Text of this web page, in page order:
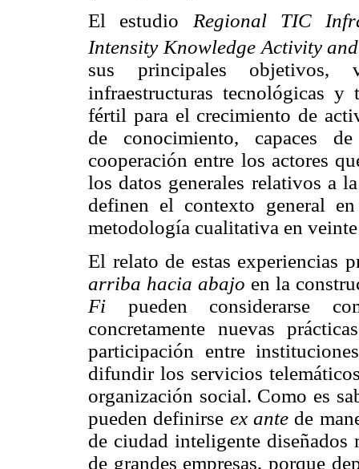
El estudio Regional TIC
Intensity Knowledge Activity
sus principales objetivos,
infraestructuras tecnológicas y
fértil para el crecimiento de
de conocimiento, capaces
cooperación entre los actores
los datos generales relativos a
definen el contexto general
metodología cualitativa en
El relato de estas experiencias
arriba hacia abajo en la
Fi pueden considerarse
concretamente nuevas
participación entre
difundir los servicios
organización social. Como es
pueden definirse ex ante de
de ciudad inteligente diseñados
de grandes empresas, porque